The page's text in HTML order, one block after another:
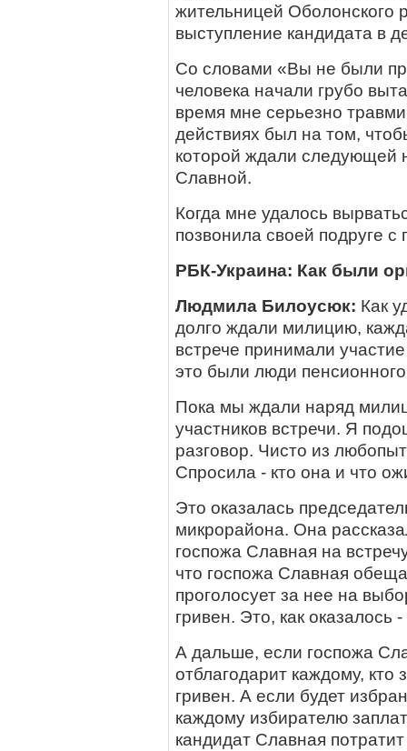
жительницей Оболонского
выступление кандидата в
Со словами «Вы не были
человека начали грубо
время мне серьезно
действиях был на том,
которой ждали следующей
Славной.
Когда мне удалось
позвонила своей подруге
РБК-Украина: Как были
Людмила Билоусюк: Как
долго ждали милицию,
встрече принимали
это были люди
Пока мы ждали наряд
участников встречи. Я
разговор. Чисто из
Спросила - кто она и что
Это оказалась
микрорайона. Она
госпожа Славная на
что госпожа Славная
проголосует за нее на
гривен. Это, как оказалось
А дальше, если госпожа
отблагодарит каждому,
гривен. А если будет
каждому избирателю
кандидат Славная